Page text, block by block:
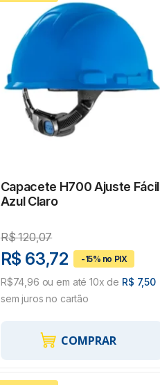
Capacete H700 Ajuste Fácil
Azul Claro
R$120,07
R$ 63,72
R$74,96 ou em até 10x de R$ 7,50
sem juros no cartão
COMPRAR